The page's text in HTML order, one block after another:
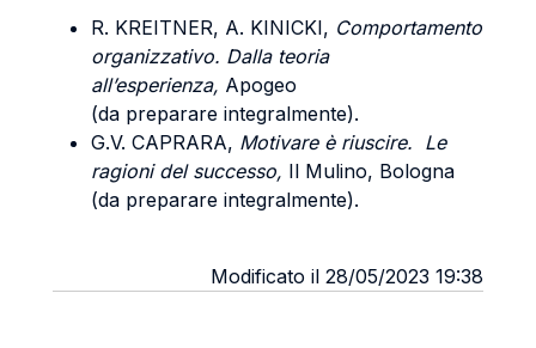
R. KREITNER, A. KINICKI, Comportamento
organizzativo. Dalla teoria
all’esperienza, Apogeo
(da preparare integralmente).
G.V. CAPRARA, Motivare è riuscire. Le
ragioni del successo, Il Mulino, Bologna
(da preparare integralmente).
Modificato il 28/05/2023 19:38